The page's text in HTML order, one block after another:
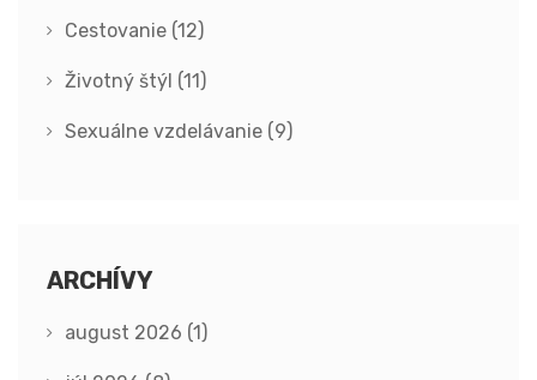
Cestovanie (12)
Životný štýl (11)
Sexuálne vzdelávanie (9)
ARCHÍVY
august 2026 (1)